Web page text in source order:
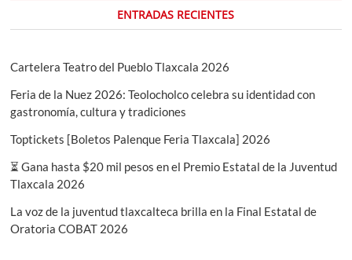
ENTRADAS RECIENTES
Cartelera Teatro del Pueblo Tlaxcala 2026
Feria de la Nuez 2026: Teolocholco celebra su identidad con
gastronomía, cultura y tradiciones
Toptickets [Boletos Palenque Feria Tlaxcala] 2026
⏳ Gana hasta $20 mil pesos en el Premio Estatal de la Juventud
Tlaxcala 2026
La voz de la juventud tlaxcalteca brilla en la Final Estatal de
Oratoria COBAT 2026